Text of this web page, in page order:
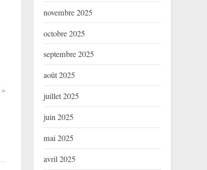
novembre 2025
octobre 2025
septembre 2025
août 2025
juillet 2025
juin 2025
mai 2025
avril 2025